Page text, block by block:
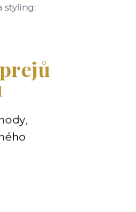
styling: